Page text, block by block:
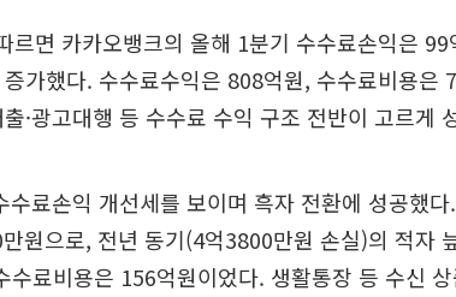
르면 카카오뱅크의 올해 1분기 수수료손익은
가했다. 수수료수익은 808억원, 수수료비용은
출·광고대행 등 수수료 수익 구조 전반이 고르게
수료손익 개선세를 보이며 흑자 전환에 성공했
원으로, 전년 동기(4억3800만원 손실)의 적자
수료비용은 156억원이었다. 생활통장 등 수신